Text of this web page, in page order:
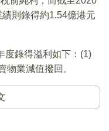
則錄得約1.54億港元
度錄得溢利如下：(1)
物業減值撥回。